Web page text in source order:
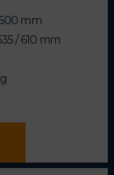
mm
/ 610 mm